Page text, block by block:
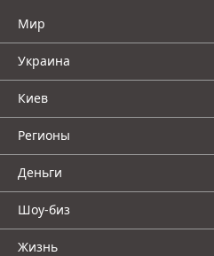
Мир
Украина
Киев
Регионы
Деньги
Шоу-биз
Жизнь